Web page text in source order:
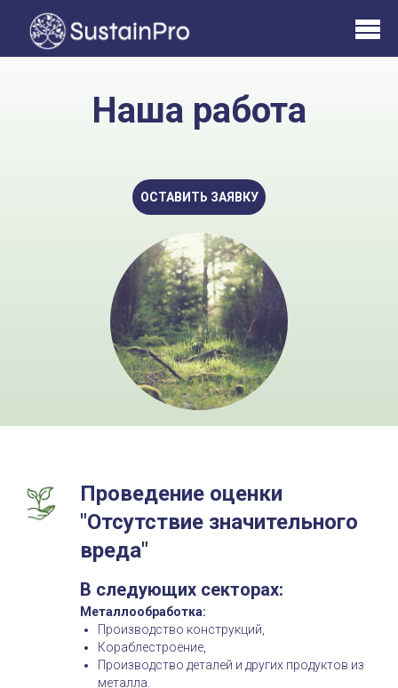
Наша работа
ОСТАВИТЬ ЗАЯВКУ
Проведение оценки
"Отсутствие значительного
вреда"
В следующих секторах:
Металлообработка:
Производство конструкций,
Кораблестроение,
Производство деталей и других продуктов из
металла.